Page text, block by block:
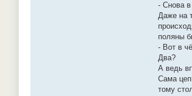
- Снова
Даже на
поляны
- Вот в
Два?
А ведь
Сама
тому